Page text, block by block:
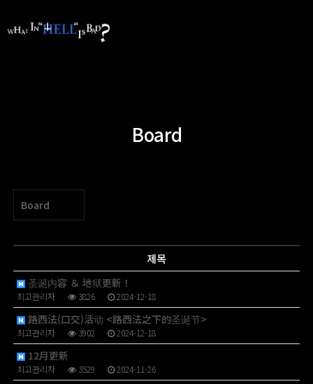
Board
Board
제목
圣诞内容 ＆ 地狱更新！
최고관리자 3826 2024-12-18
路西法(口交)活动 <路西法之下的圣诞节>
최고관리자 3902 2024-12-18
12月更新
최고관리자 3529 2024-11-26